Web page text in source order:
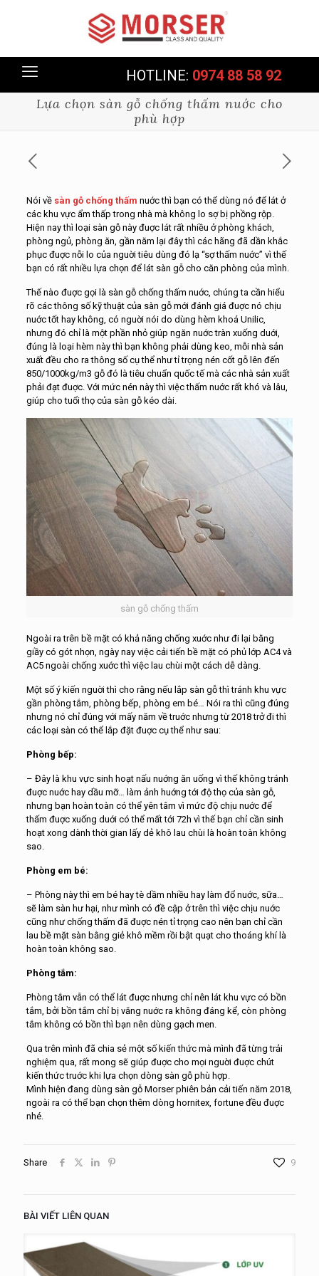
HOTLINE: 0974 88 58 92
Lựa chọn sàn gỗ chống thấm nuớc cho
phù hợp
Nói về sàn gỗ chống thấm nuớc thì bạn có thể dùng nó để lát ở
các khu vực ẩm thấp trong nhà mà không lo sợ bị phồng rộp.
Hiện nay thì loại sàn gỗ này đuợc lát rất nhiều ở phòng khách,
phòng ngủ, phòng ăn, gần năm lại đây thì các hãng đã dần khắc
phục đuợc nỗi lo của nguời tiêu dùng đó lạ “sợ thấm nuớc” vì thế
bạn có rất nhiều lựa chọn để lát sàn gỗ cho căn phòng của mình.
Thế nào đuợc gọi là sàn gỗ chống thấm nuớc, chúng ta cần hiểu
rõ các thông số kỹ thuật của sàn gỗ mới đánh giá đuợc nó chịu
nuớc tốt hay không, có nguời nói do dùng hèm khoá Unilic,
nhưng đó chỉ là một phần nhỏ giúp ngăn nuớc tràn xuống duới,
đúng là loại hèm này thì bạn không phải dùng keo, mỗi nhà sản
xuất đều cho ra thông số cụ thể như tỉ trọng nén cốt gỗ lên đến
850/1000kg/m3 gỗ đó là tiêu chuẩn quốc tế mà các nhà sản xuất
phải đạt đuợc. Với mức nén này thì việc thấm nuớc rất khó và lâu,
giúp cho tuổi thọ của sàn gỗ kéo dài.
sàn gỗ chống thấm
Ngoài ra trên bề mặt có khả năng chống xuớc như đi lại bằng
giầy có gót nhọn, ngày nay việc cải tiến bề mặt có phủ lớp AC4 và
AC5 ngoài chống xuớc thì việc lau chùi một cách dễ dàng.
Một số ý kiến nguời thì cho rằng nếu lắp sàn gỗ thì tránh khu vực
gần phòng tắm, phòng bếp, phòng em bé… Nói ra thì cũng đúng
nhưng nó chỉ đúng với mấy năm về truớc nhưng từ 2018 trở đi thì
các loại sàn có thể lắp đặt đuợc cụ thể như sau:
Phòng bếp:
– Đây là khu vực sinh hoạt nấu nuớng ăn uống vì thế không tránh
đuợc nuớc hay dầu mỡ… làm ảnh huớng tới độ thọ của sàn gỗ,
nhưng bạn hoàn toàn có thể yên tâm vì mức độ chịu nuớc để
thấm đuợc xuống duới có thể mất tới 72h vì thế bạn chỉ cần sinh
hoạt xong dành thời gian lấy dẻ khô lau chùi là hoàn toàn không
sao.
Phòng em bé:
– Phòng này thì em bé hay tè dầm nhiều hay làm đổ nuớc, sữa…
sẽ làm sàn hư hại, như mình có đề cập ở trên thì việc chịu nuớc
cũng như chống thấm đã đuợc nén tỉ trọng cao nên bạn chỉ cần
lau bề mặt sàn bằng giẻ khô mềm rồi bật quạt cho thoáng khí là
hoàn toàn không sao.
Phòng tắm:
Phòng tắm vẫn có thể lát đuợc nhưng chỉ nên lát khu vực có bồn
tắm, bởi bồn tắm chỉ bị văng nuớc ra không đáng kể, còn phòng
tắm không có bồn thì bạn nên dùng gạch men.
Qua trên mình đã chia sẻ một số kiến thức mà mình đã từng trải
nghiệm qua, rất mong sẽ giúp đuợc cho mọi nguời đuợc chút
kiến thức truớc khi lựa chọn dòng sàn gỗ phù hợp.
Mình hiện đang dùng sàn gỗ Morser phiên bản cải tiến năm 2018,
ngoài ra có thể bạn chọn thêm dòng hornitex, fortune đều đuợc
nhé.
Share 9
BÀI VIẾT LIÊN QUAN